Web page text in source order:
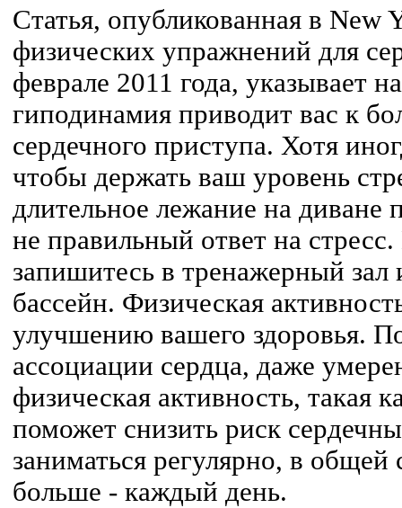
Статья, опубликованная в New
физических упражнений для
феврале 2011 года, указывает
гиподинамия приводит вас к
сердечного приступа. Хотя
чтобы держать ваш уровень
длительное лежание на диване
не правильный ответ на
запишитесь в тренажерный зал
бассейн. Физическая
улучшению вашего здоровья.
ассоциации сердца, даже
физическая активность, такая
поможет снизить риск
заниматься регулярно, в
больше - каждый день.